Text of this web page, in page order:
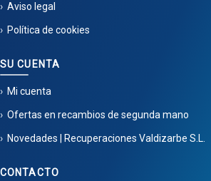
Aviso legal
Política de cookies
SU CUENTA
Mi cuenta
Ofertas en recambios de segunda mano
Novedades | Recuperaciones Valdizarbe S.L.
CONTACTO